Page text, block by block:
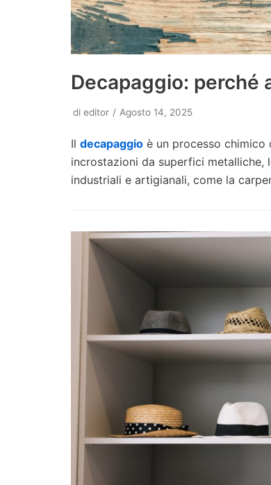
Decapaggio: perché
di editor Agosto 14, 2025
Il decapaggio è un processo
incrostazioni da superfici metalliche,
industriali e artigianali, come la